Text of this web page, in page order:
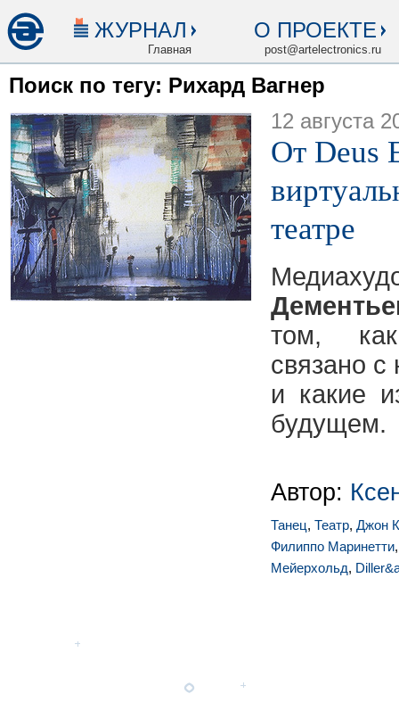
ЖУРНАЛ
Главная
О ПРОЕКТЕ
post@artelectronics.ru
Поиск по тегу: Рихард Вагнер
12 августа
От Deus
театре
том,
связано
и какие
будущем.
Автор:
Танец, Театр, Джон
Филиппо Маринетти
Мейерхольд,